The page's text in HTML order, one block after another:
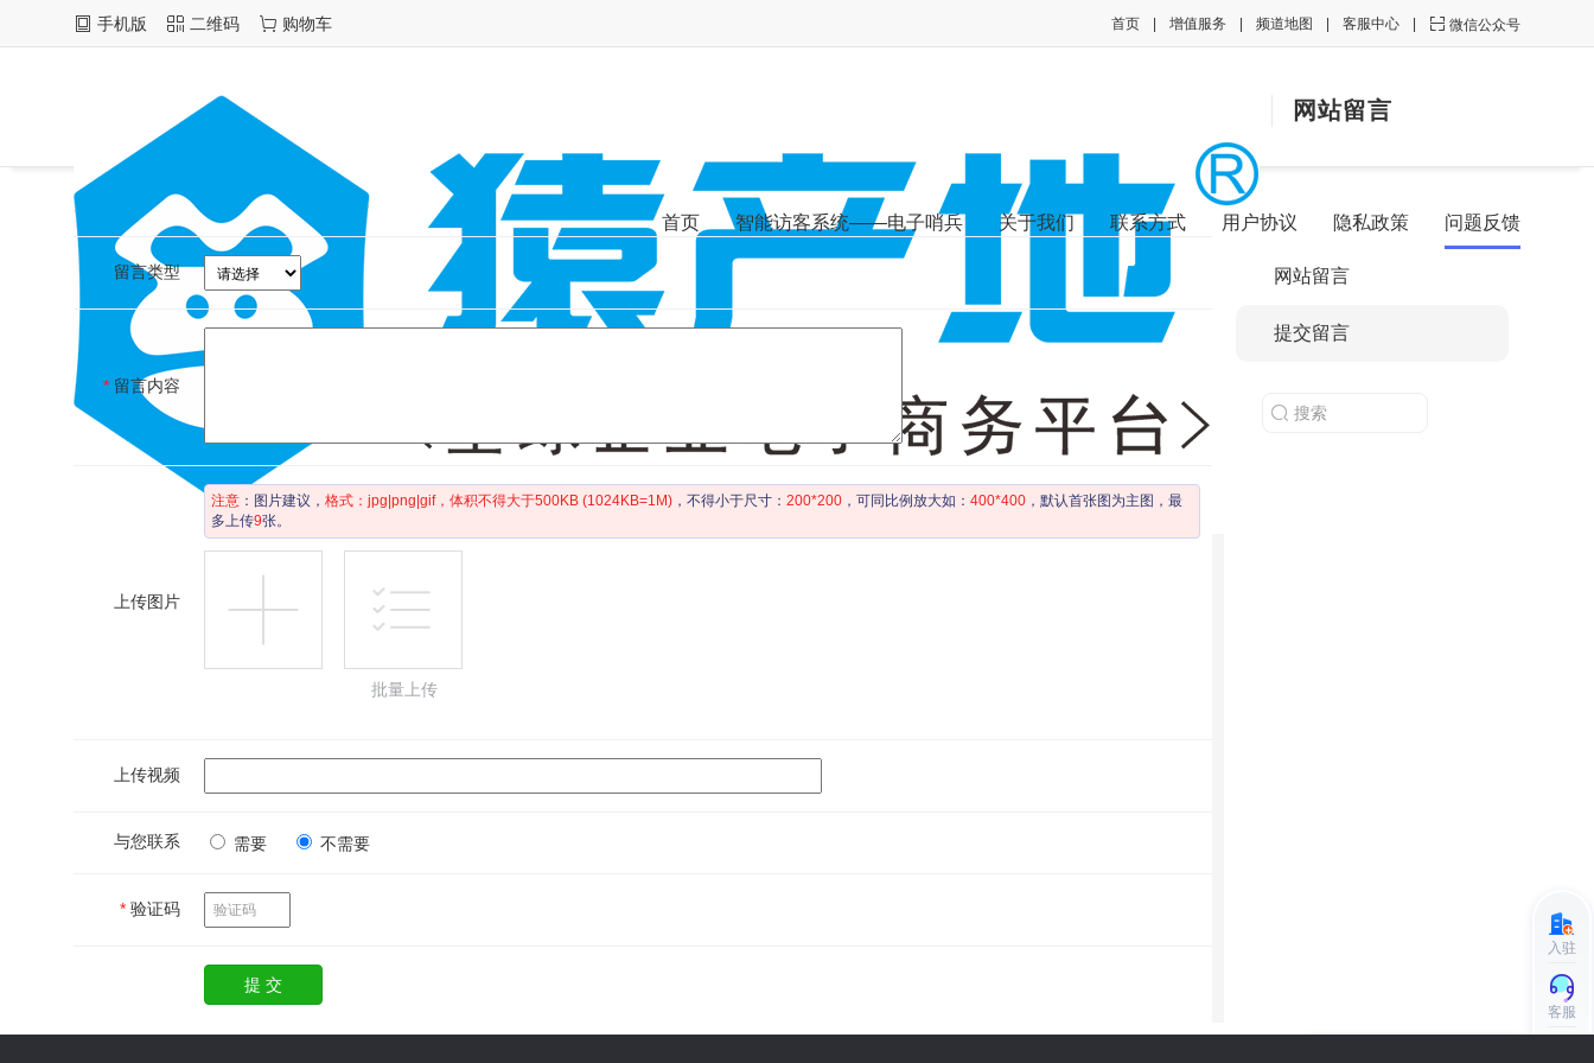
手机版 二维码 购物车  微信公众号
客服中心
频道地图
增值服务
首页
网站留言
首页 智能访客系统——电子哨兵 关于我们 联系方式 用户协议 隐私政策 问题反馈
留言类型
* 留言内容
上传图片
注意 ：图片建议， 格式：jpg|png|gif，体积不得大于500KB (1024KB=1M) ，不得小于尺寸： 200*200 ，可同比例放大如： 400*400 ，默认首张图为主图，最
多上传9张。
批量上传
上传视频
与您联系 需要 不需要
* 验证码
网站留言
提交留言
入驻
客服